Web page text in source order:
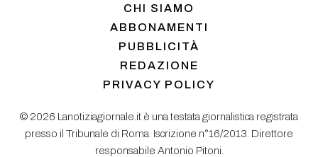
CHI SIAMO
ABBONAMENTI
PUBBLICITÀ
REDAZIONE
PRIVACY POLICY
© 2026 Lanotiziagiornale.it è una testata giornalistica registrata
presso il Tribunale di Roma. Iscrizione n°16/2013. Direttore
responsabile Antonio Pitoni.